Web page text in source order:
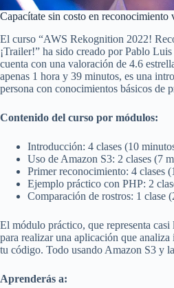
Capacítate sin costo en reconocimiento
El curso “AWS Rekognition 2022!
¡Trailer!” ha sido creado por Pablo
cuenta con una valoración de 4.6
apenas 1 hora y 39 minutos, es una
persona con conocimientos básicos de
Contenido del curso por módulos:
Introducción: 4 clases (10
Uso de Amazon S3: 2 clases (7
Primer reconocimiento: 4 clases
Ejemplo práctico con PHP: 2
Comparación de rostros: 1 clase
El módulo práctico, que representa
para realizar una aplicación que analiza
tu código. Todo usando Amazon S3 y
Aprenderás a: